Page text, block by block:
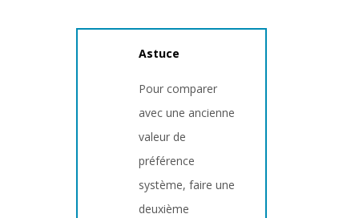
Astuce
Pour comparer
avec une ancienne
valeur de
préférence
système, faire une
deuxième